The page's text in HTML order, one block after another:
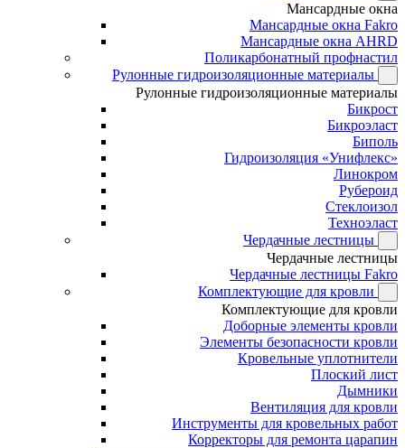
Мансардные окна
Мансардные окна Fakro
Мансардные окна AHRD
Поликарбонатный профнастил
Рулонные гидроизоляционные материалы
Рулонные гидроизоляционные материалы
Бикрост
Бикроэласт
Биполь
Гидроизоляция «Унифлекс»
Линокром
Рубероид
Стеклоизол
Техноэласт
Чердачные лестницы
Чердачные лестницы
Чердачные лестницы Fakro
Комплектующие для кровли
Комплектующие для кровли
Доборные элементы кровли
Элементы безопасности кровли
Кровельные уплотнители
Плоский лист
Дымники
Вентиляция для кровли
Инструменты для кровельных работ
Корректоры для ремонта царапин